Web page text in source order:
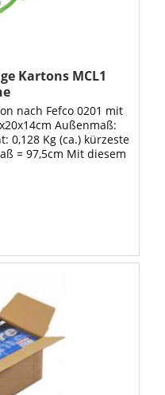
Kartons MCL1
nach Fefco 0201 mit
Außenmaß:
0,128 Kg (ca.) kürzeste
= 97,5cm Mit diesem